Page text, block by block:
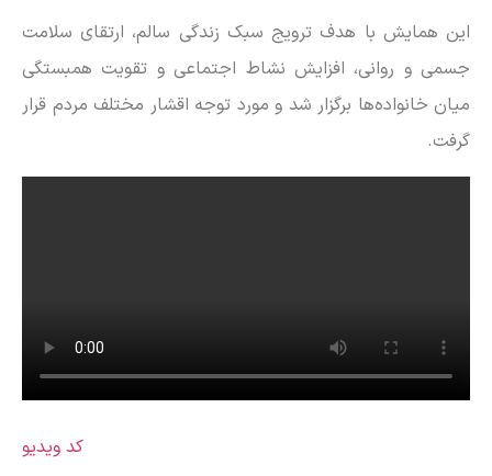
این همایش با هدف ترویج سبک زندگی سالم، ارتقای سلامت
جسمی و روانی، افزایش نشاط اجتماعی و تقویت همبستگی
میان خانواده‌ها برگزار شد و مورد توجه اقشار مختلف مردم قرار
گرفت.
کد ویدیو